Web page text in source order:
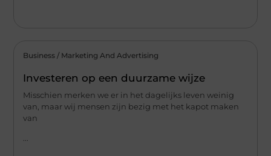
Business / Marketing And Advertising
Investeren op een duurzame wijze
Misschien merken we er in het dagelijks leven weinig
van, maar wij mensen zijn bezig met het kapot maken
van
...